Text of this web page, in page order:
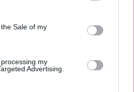
Google and its third-party tags to
purposes in below Google
Sale of my
my
Advertising.
és egyre jobban érzem
ki. – Elöl a kemény gumit
biztonságot adott a
eléggé ahhoz, hogy a
motoron. Ezzel együtt azt